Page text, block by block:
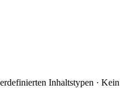
Inhaltstypen ·